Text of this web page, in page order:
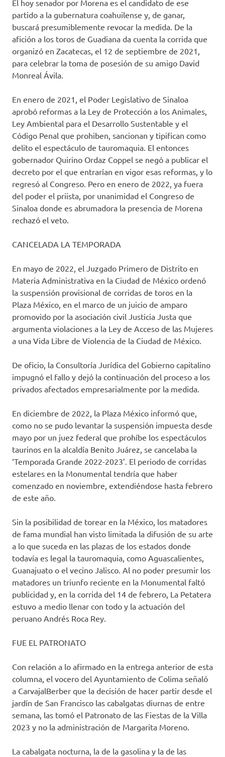
El hoy senador por Morena es el candidato de ese
partido a la gubernatura coahuilense y, de ganar,
buscará presumiblemente revocar la medida. De la
afición a los toros de Guadiana da cuenta la corrida que
organizó en Zacatecas, el 12 de septiembre de 2021,
para celebrar la toma de posesión de su amigo David
Monreal Ávila.
En enero de 2021, el Poder Legislativo de Sinaloa
aprobó reformas a la Ley de Protección a los Animales,
Ley Ambiental para el Desarrollo Sustentable y el
Código Penal que prohiben, sancionan y tipifican como
delito el espectáculo de tauromaquia. El entonces
gobernador Quirino Ordaz Coppel se negó a publicar el
decreto por el que entrarían en vigor esas reformas, y lo
regresó al Congreso. Pero en enero de 2022, ya fuera
del poder el priista, por unanimidad el Congreso de
Sinaloa donde es abrumadora la presencia de Morena
rechazó el veto.
CANCELADA LA TEMPORADA
En mayo de 2022, el Juzgado Primero de Distrito en
Materia Administrativa en la Ciudad de México ordenó
la suspensión provisional de corridas de toros en la
Plaza México, en el marco de un juicio de amparo
promovido por la asociación civil Justicia Justa que
argumenta violaciones a la Ley de Acceso de las Mujeres
a una Vida Libre de Violencia de la Ciudad de México.
De oficio, la Consultoría Jurídica del Gobierno capitalino
impugnó el fallo y dejó la continuación del proceso a los
privados afectados empresarialmente por la medida.
En diciembre de 2022, la Plaza México informó que,
como no se pudo levantar la suspensión impuesta desde
mayo por un juez federal que prohíbe los espectáculos
taurinos en la alcaldía Benito Juárez, se cancelaba la
‘Temporada Grande 2022-2023’. El periodo de corridas
estelares en la Monumental tendría que haber
comenzado en noviembre, extendiéndose hasta febrero
de este año.
Sin la posibilidad de torear en la México, los matadores
de fama mundial han visto limitada la difusión de su arte
a lo que suceda en las plazas de los estados donde
todavía es legal la tauromaquia, como Aguascalientes,
Guanajuato o el vecino Jalisco. Al no poder presumir los
matadores un triunfo reciente en la Monumental faltó
publicidad y, en la corrida del 14 de febrero, La Petatera
estuvo a medio llenar con todo y la actuación del
peruano Andrés Roca Rey.
FUE EL PATRONATO
Con relación a lo afirmado en la entrega anterior de esta
columna, el vocero del Ayuntamiento de Colima señaló
a CarvajalBerber que la decisión de hacer partir desde el
jardín de San Francisco las cabalgatas diurnas de entre
semana, las tomó el Patronato de las Fiestas de la Villa
2023 y no la administración de Margarita Moreno.
La cabalgata nocturna, la de la gasolina y la de las